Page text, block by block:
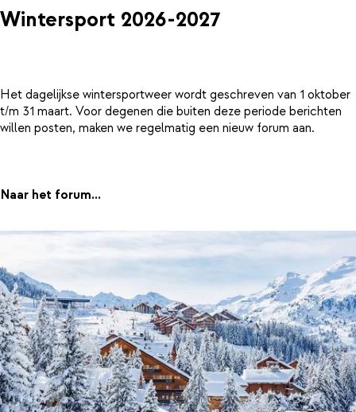
Wintersport 2026-2027
Het dagelijkse wintersportweer wordt geschreven van 1 oktober
t/m 31 maart. Voor degenen die buiten deze periode berichten
willen posten, maken we regelmatig een nieuw forum aan.
Naar het forum...